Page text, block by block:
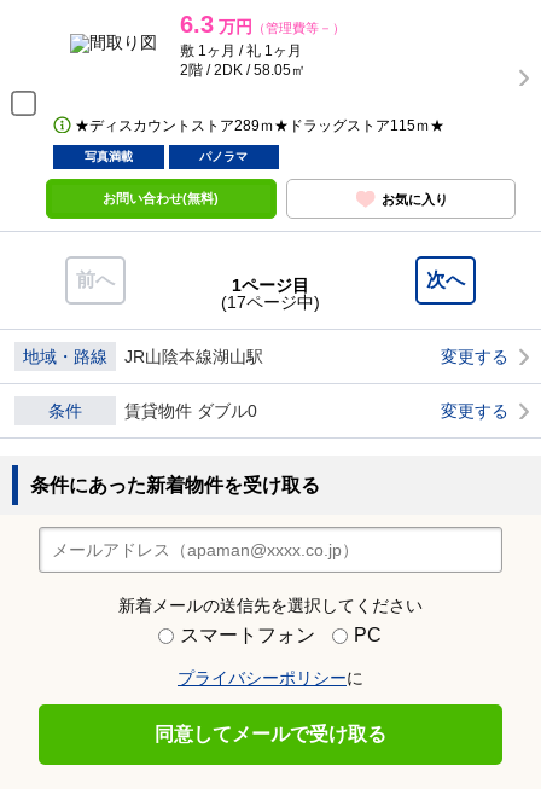
6.3 万円 （管理費等－）
敷 1ヶ月 / 礼 1ヶ月
2階 / 2DK / 58.05㎡
★ディスカウントストア289ｍ★ドラッグストア115ｍ★
写真満載 パノラマ
お問い合わせ(無料) お気に入り
前へ 次へ
1ページ目
(17ページ中)
地域・路線 JR山陰本線湖山駅 変更する
条件 賃貸物件 ダブル0 変更する
条件にあった新着物件を受け取る
新着メールの送信先を選択してください
スマートフォン PC
プライバシーポリシーに
同意してメールで受け取る